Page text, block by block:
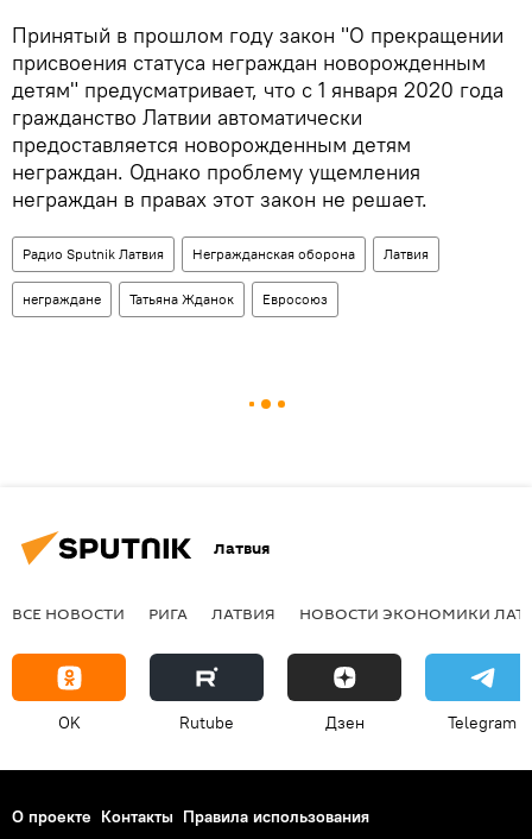
Принятый в прошлом году закон "О прекращении
присвоения статуса неграждан новорожденным
детям" предусматривает, что с 1 января 2020 года
гражданство Латвии автоматически
предоставляется новорожденным детям
неграждан. Однако проблему ущемления
неграждан в правах этот закон не решает.
Радио Sputnik Латвия Негражданская оборона Латвия
неграждане Татьяна Жданок Евросоюз
Латвия
ВСЕ НОВОСТИ РИГА ЛАТВИЯ НОВОСТИ ЭКОНОМИКИ
OK Rutube Дзен Telegram
О проекте Контакты Правила использования